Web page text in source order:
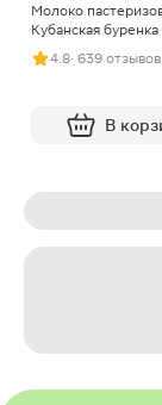
Молоко
Кубанская
4.8· 639 отзывов
В